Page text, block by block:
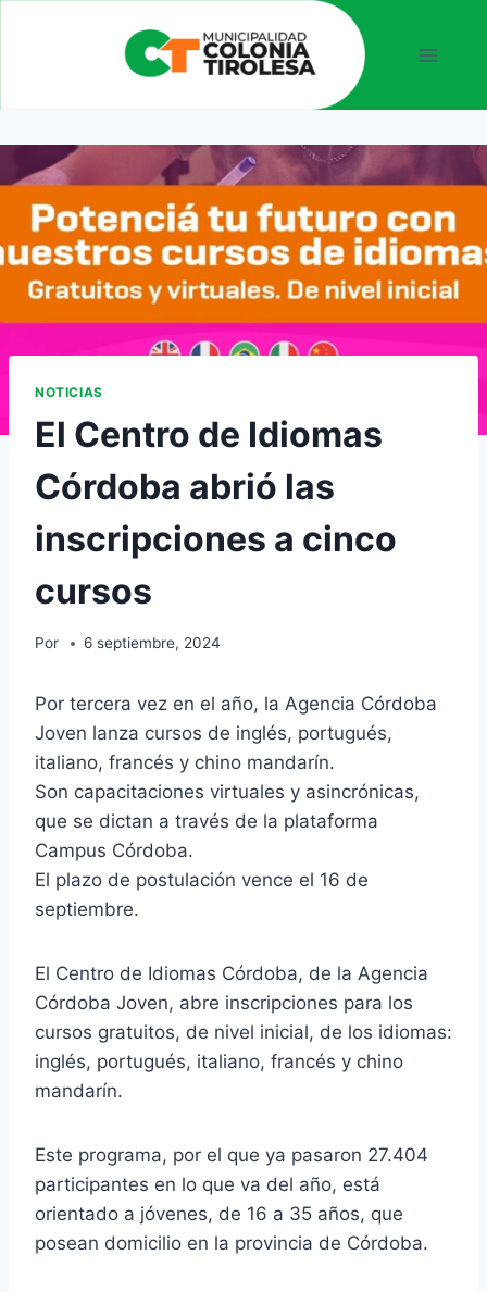
NOTICIAS
El Centro de Idiomas
Córdoba abrió las
inscripciones a cinco
cursos
Por 6 septiembre, 2024
Por tercera vez en el año, la Agencia Córdoba
Joven lanza cursos de inglés, portugués,
italiano, francés y chino mandarín.
Son capacitaciones virtuales y asincrónicas,
que se dictan a través de la plataforma
Campus Córdoba.
El plazo de postulación vence el 16 de
septiembre.
El Centro de Idiomas Córdoba, de la Agencia
Córdoba Joven, abre inscripciones para los
cursos gratuitos, de nivel inicial, de los idiomas:
inglés, portugués, italiano, francés y chino
mandarín.
Este programa, por el que ya pasaron 27.404
participantes en lo que va del año, está
orientado a jóvenes, de 16 a 35 años, que
posean domicilio en la provincia de Córdoba.